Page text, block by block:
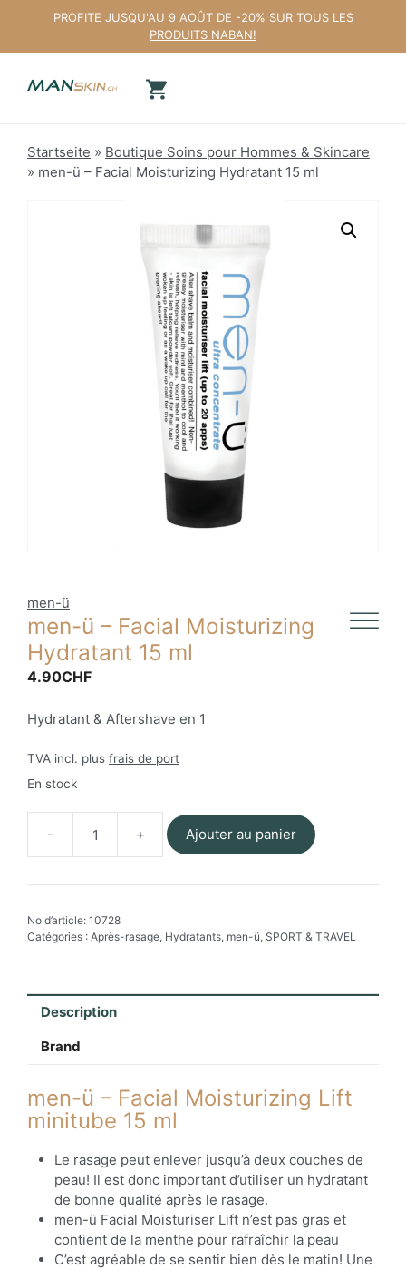
contenu
PROFITE JUSQU'AU 9 AOÛT DE -20% SUR TOUS LES
PRODUITS NABAN!
Startseite » Boutique Soins pour Hommes & Skincare
» men-ü – Facial Moisturizing Hydratant 15 ml
men-ü
men-ü – Facial Moisturizing
Hydratant 15 ml
4.90CHF
Hydratant & Aftershave en 1
TVA incl. plus frais de port
En stock
quantité
de
men-
Facial
Ajouter au panier
No d’article: 10728
Catégories : Après-rasage, Hydratants, men-ü, SPORT & TRAVEL
Description
Brand
men-ü – Facial Moisturizing Lift
minitube 15 ml
Le rasage peut enlever jusqu’à deux couches de
peau! Il est donc important d’utiliser un hydratant
de bonne qualité après le rasage.
men-ü Facial Moisturiser Lift n’est pas gras et
contient de la menthe pour rafraîchir la peau
C’est agréable de se sentir bien dès le matin! Une